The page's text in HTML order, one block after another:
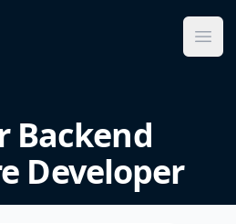
Backend
Developer